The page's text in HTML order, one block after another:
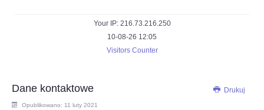
Your IP: 216.73.216.250
10-08-26 12:05
Visitors Counter
Drukuj
Dane kontaktowe
Opublikowano: 11 luty 2021